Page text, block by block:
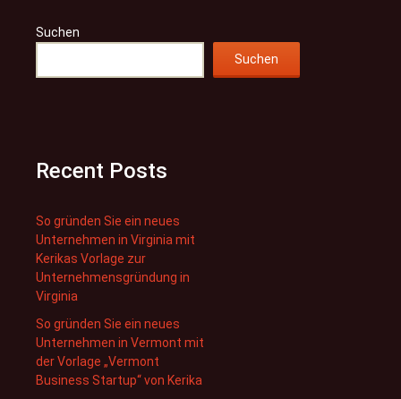
Suchen
Suchen
Recent Posts
So gründen Sie ein neues
Unternehmen in Virginia mit
Kerikas Vorlage zur
Unternehmensgründung in
Virginia
So gründen Sie ein neues
Unternehmen in Vermont mit
der Vorlage „Vermont
Business Startup“ von Kerika